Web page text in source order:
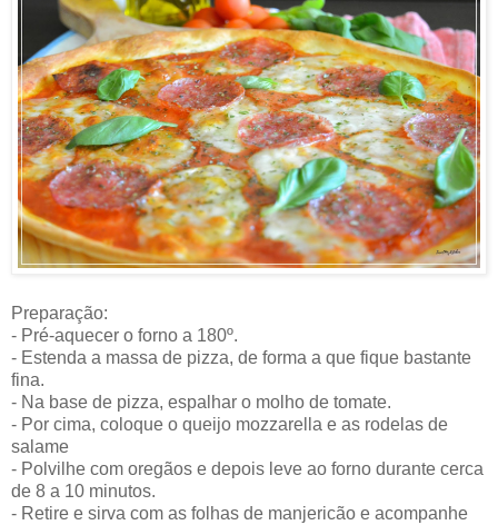
Preparação:
- Pré-aquecer o forno a 180º.
- Estenda a massa de pizza, de forma a que fique bastante
fina.
- Na base de pizza, espalhar o molho de tomate.
- Por cima, coloque o queijo mozzarella e as rodelas de
salame
- Polvilhe com oregãos e depois leve ao forno durante cerca
de 8 a 10 minutos.
- Retire e sirva com as folhas de manjericão e acompanhe